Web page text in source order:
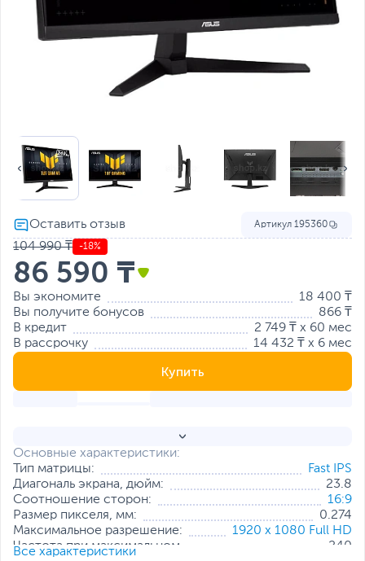
Основные характеристики:
Тип матрицы:
Fast IPS
Диагональ экрана, дюйм:
23.8
Соотношение сторон:
16:9
Размер пикселя, мм:
0.274
Максимальное разрешение:
1920 x 1080 Full HD
Частота при максимальном
240
Все характеристики
Артикул 195360
104 990 ₸ -18%
86 590 ₸
Вы экономите
18 400 ₸
Вы получите бонусов
866 ₸
В кредит
2 749 ₸ x 60 мес
В рассрочку
14 432 ₸ x 6 мес
Купить